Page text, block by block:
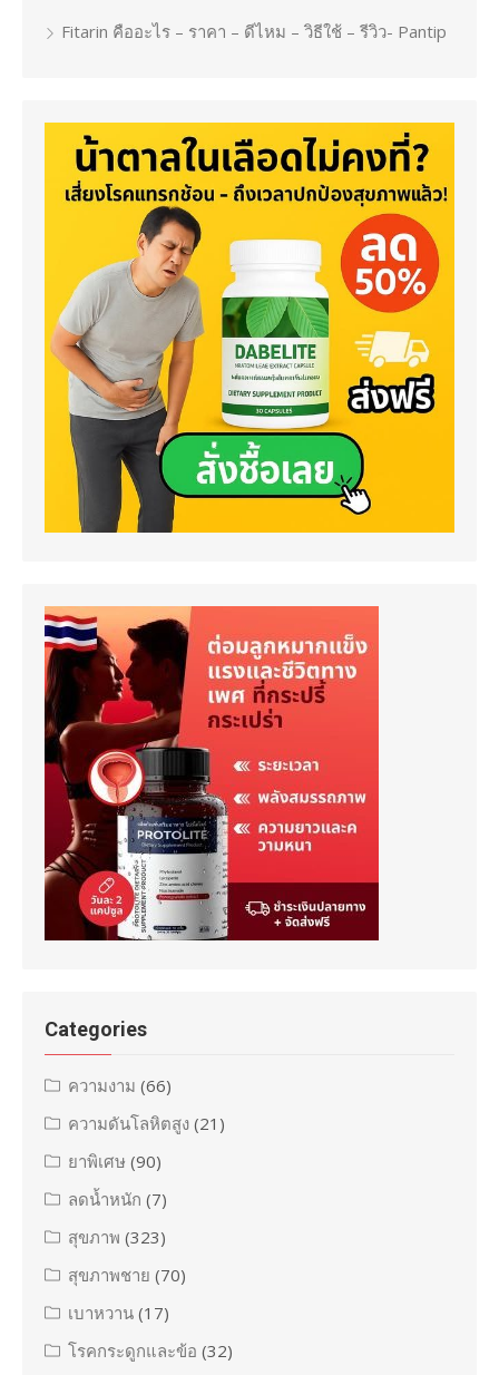
Fitarin คืออะไร – ราคา – ดีไหม – วิธีใช้ – รีวิว- Pantip
Categories
ความงาม (66)
ความดันโลหิตสูง (21)
ยาพิเศษ (90)
ลดน้ำหนัก (7)
สุขภาพ (323)
สุขภาพชาย (70)
เบาหวาน (17)
โรคกระดูกและข้อ (32)